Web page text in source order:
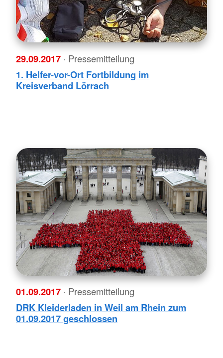
29.09.2017 · Pressemitteilung
1. Helfer-vor-Ort Fortbildung im
Kreisverband Lörrach
01.09.2017 · Pressemitteilung
DRK Kleiderladen in Weil am Rhein zum
01.09.2017 geschlossen